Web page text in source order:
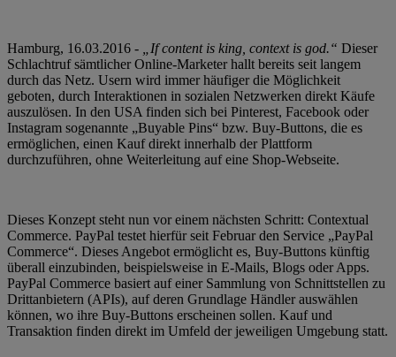
Hamburg, 16.03.2016 - „If content is king, context is god.“ Dieser
Schlachtruf sämtlicher Online-Marketer hallt bereits seit langem
durch das Netz. Usern wird immer häufiger die Möglichkeit
geboten, durch Interaktionen in sozialen Netzwerken direkt Käufe
auszulösen. In den USA finden sich bei Pinterest, Facebook oder
Instagram sogenannte „Buyable Pins“ bzw. Buy-Buttons, die es
ermöglichen, einen Kauf direkt innerhalb der Plattform
durchzuführen, ohne Weiterleitung auf eine Shop-Webseite.
Dieses Konzept steht nun vor einem nächsten Schritt: Contextual
Commerce. PayPal testet hierfür seit Februar den Service „PayPal
Commerce“. Dieses Angebot ermöglicht es, Buy-Buttons künftig
überall einzubinden, beispielsweise in E-Mails, Blogs oder Apps.
PayPal Commerce basiert auf einer Sammlung von Schnittstellen zu
Drittanbietern (APIs), auf deren Grundlage Händler auswählen
können, wo ihre Buy-Buttons erscheinen sollen. Kauf und
Transaktion finden direkt im Umfeld der jeweiligen Umgebung statt.